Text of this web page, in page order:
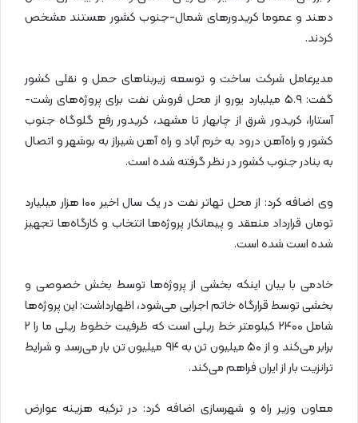
دهند و عموما کریدورهای شمال-جنوب کشور هستند مشخص
کردند.
مدیرعامل شرکت ساخت و توسعه زیربناهای حمل و نقلی کشور
گفت: ۵.۹ میلیارد یورو از محل فروش نفت برای پروژه‌های رشت-
آستارا، کریدور شرق از چابهار تا مشهد، کریدور رفع گلوگاه جنوب
کشور و راه‌آهن درود به خرم آباد و راه آهن شیراز به بوشهر و اتصال
به بنادر جنوب کشور در نظر گرفته شده است.
وی اضافه کرد: از محل تهاتر نفت در یک سال اخیر ۱۰۰ هزار میلیارد
تومان قرارداد منعقد و پیمانکار پروژه‌ها انتخاب و کارگاه‌ها تجهیز
شده است شده است.
خادمی با بیان اینکه بخشی از پروژه‌ها توسط بخش خصوصی و
بخشی توسط قرارگاه خاتم اجرایی می‌شود، اظهارداشت: این پروژه‌ها
شامل ۲۴۰۰ کیلومتر خط ریلی است که ظرفیت خطوط ریلی ما را ۲
برابر می‌کند و از ۵۰ میلیون تن به ۹۴ میلیون تن بار می‌رسد و شرایط
ترانزیت بار از ایران فراهم می‌کند.
معاون وزیر راه و شهرسازی اضافه کرد: در ترکیه هزینه عوارض